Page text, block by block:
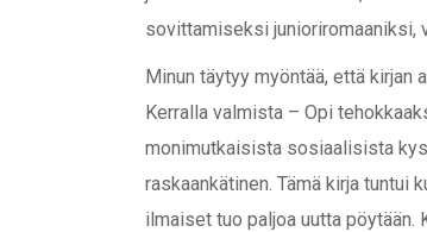
sovittamiseksi
Minun täytyy myöntää, että kirjan
Kerralla valmista – Opi
monimutkaisista sosiaalisista
raskaankätinen. Tämä kirja tuntui
ilmaiset tuo paljoa uutta pöytään.